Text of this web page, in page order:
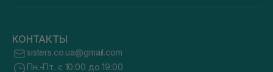
КОНТАКТЫ
sisters.co.ua@gmail.com
Пн.-Пт. с 10:00 до 19:00